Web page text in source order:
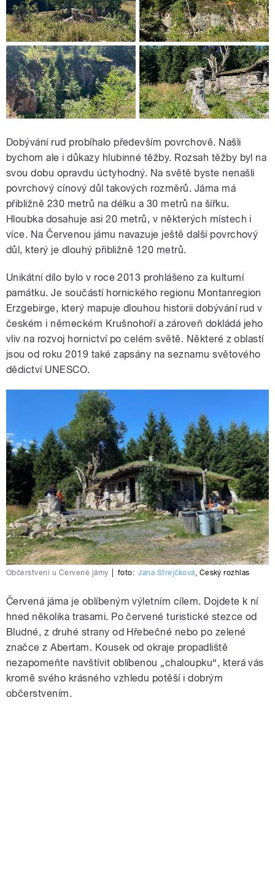
Dobývání rud probíhalo především povrchově. Našli
bychom ale i důkazy hlubinné těžby. Rozsah těžby byl na
svou dobu opravdu úctyhodný. Na světě byste nenašli
povrchový cínový důl takových rozměrů. Jáma má
přibližně 230 metrů na délku a 30 metrů na šířku.
Hloubka dosahuje asi 20 metrů, v některých místech i
více. Na Červenou jámu navazuje ještě další povrchový
důl, který je dlouhý přibližně 120 metrů.
Unikátní dílo bylo v roce 2013 prohlášeno za kulturní
památku. Je součástí hornického regionu Montanregion
Erzgebirge, který mapuje dlouhou historii dobývání rud v
českém i německém Krušnohoří a zároveň dokládá jeho
vliv na rozvoj hornictví po celém světě. Některé z oblastí
jsou od roku 2019 také zapsány na seznamu světového
dědictví UNESCO.
Občerstvení u Červené jámy foto: Jana Strejčková, Český rozhlas
Červená jáma je oblíbeným výletním cílem. Dojdete k ní
hned několika trasami. Po červené turistické stezce od
Bludné, z druhé strany od Hřebečné nebo po zelené
značce z Abertam. Kousek od okraje propadliště
nezapomeňte navštívit oblíbenou „chaloupku“, která vás
kromě svého krásného vzhledu potěší i dobrým
občerstvením.